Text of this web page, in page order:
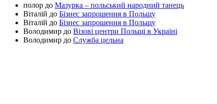
полор до Мазурка – польський народний танець
Віталій до Бізнес запрошення в Польщу
Віталій до Бізнес запрошення в Польщу
Володимир до Візові центри Польщі в Україні
Володимир до Служба цельна